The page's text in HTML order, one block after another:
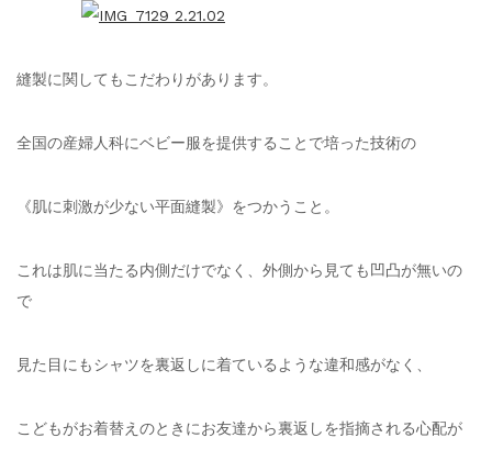
縫製に関してもこだわりがあります。
全国の産婦人科にベビー服を提供することで培った技術の
《肌に刺激が少ない平面縫製》をつかうこと。
これは肌に当たる内側だけでなく、外側から見ても凹凸が無いの
で
見た目にもシャツを裏返しに着ているような違和感がなく、
こどもがお着替えのときにお友達から裏返しを指摘される心配が